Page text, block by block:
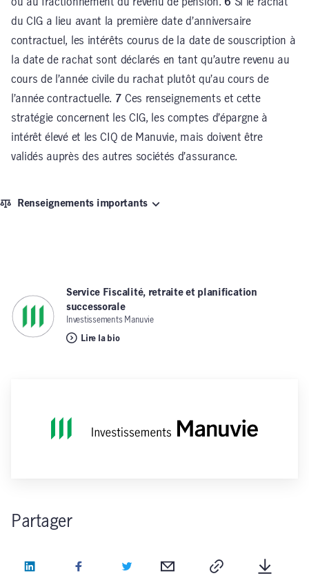
ou au fractionnement du revenu de pension. 6 Si le rachat
du CIG a lieu avant la première date d’anniversaire
contractuel, les intérêts courus de la date de souscription à
la date de rachat sont déclarés en tant qu’autre revenu au
cours de l’année civile du rachat plutôt qu’au cours de
l’année contractuelle. 7Ces renseignements et cette
stratégie concernent les CIG, les comptes d’épargne à
intérêt élevé et les CIQ de Manuvie, mais doivent être
validés auprès des autres sociétés d’assurance.
Renseignements importants
Service Fiscalité, retraite et planification
successorale,
Investissements Manuvie
Lire la bio
Partager
LinkedIn Facebook Twitter Courriel